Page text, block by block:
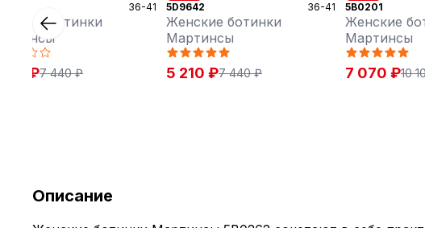
36-41
ботинки
₽7 440 ₽
5D9642
36-41
Женские ботинки
Мартинсы
5 210 ₽7 440 ₽
5B0201
Женские
Мартинсы
7 070 ₽10
Описание